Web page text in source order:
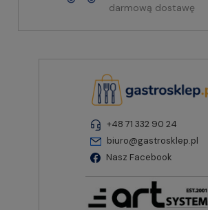
darmową dostawę
+48 71 332 90 24
biuro@gastrosklep.pl
Nasz Facebook